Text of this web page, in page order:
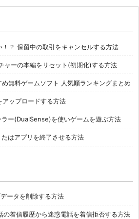
？ 保留中の取引をキャンセルする方法
ャーの本編をリセット(初期化)する方法
め無料ゲームソフト 人気順ランキングまとめ
ップロードする方法
ー(DualSense)を使いゲームを遊ぶ方法
はアプリを終了させる方法
ータを削除する方法
着信履歴から迷惑電話を着信拒否する方法